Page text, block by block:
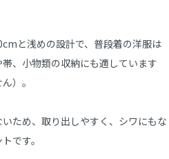
と浅めの設計で、普段着の洋服は
、小物類の収納にも適しています
）。
ため、取り出しやすく、シワにもな
です。